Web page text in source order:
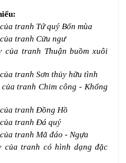
tranh Tứ quý Bốn mùa
tranh Cửu ngư
của tranh Thuận buồm xuôi
tranh Sơn thủy hữu tình
tranh Chim công - Khổng
tranh Đồng Hồ
tranh Đá quý
tranh Mã đáo - Ngựa
của tranh có hình dạng đặc